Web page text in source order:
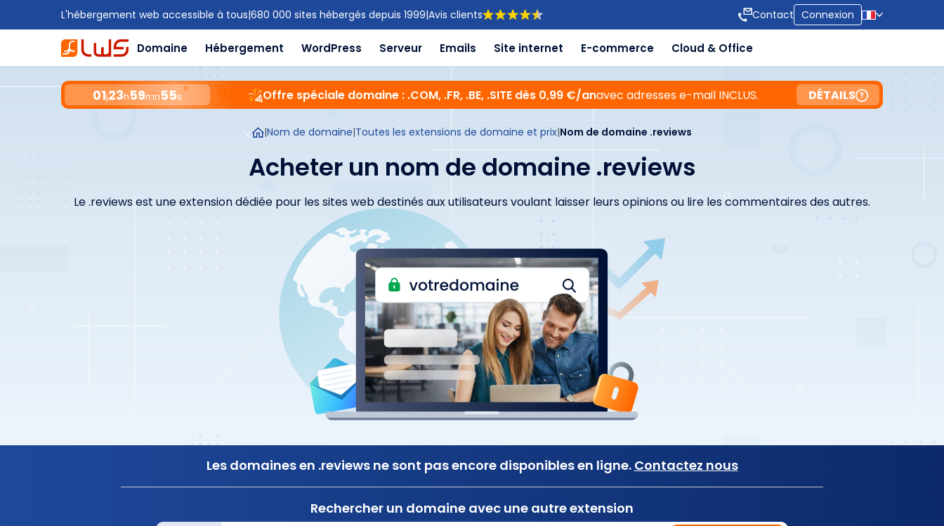
L'hébergement web accessible à tous|680 000 sites hébergés depuis 1999|Avis clients Contact Connexion
Domaine Hébergement WordPress Serveur Emails Site internet E-commerce Cloud & Office
01j23h59mn54s Offre spéciale domaine : .COM, .FR, .BE, .SITE dès 0,99 €/anavec adresses e-mail INCLUS. DÉTAILS
|Nom de domaine|Toutes les extensions de domaine et prix|Nom de domaine .reviews
Acheter un nom de domaine .reviews
Le .reviews est une extension dédiée pour les sites web destinés aux utilisateurs voulant laisser leurs opinions ou lire les commentaires des autres.
Les domaines en .reviews ne sont pas encore disponibles en ligne. Contactez nous
Rechercher un domaine avec une autre extension